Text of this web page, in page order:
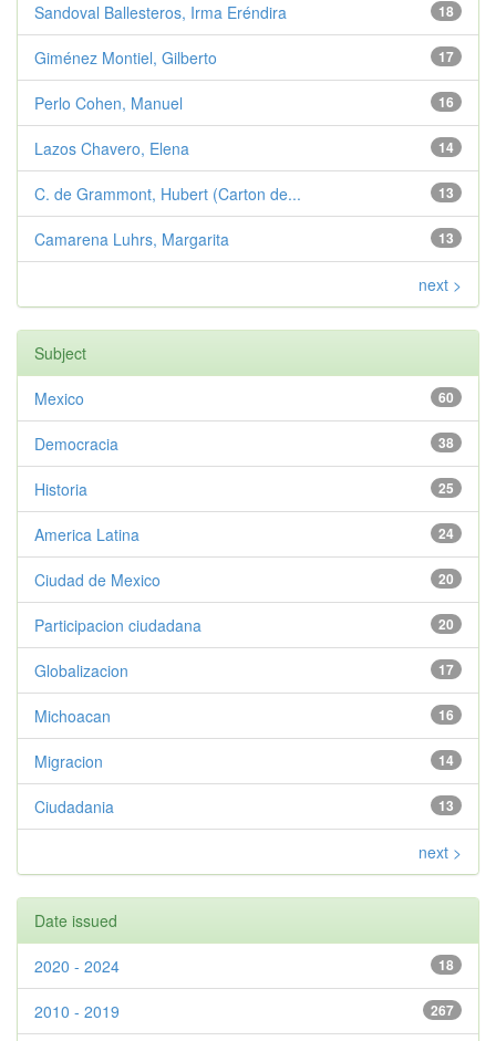
18
Sandoval Ballesteros, Irma Eréndira
17
Giménez Montiel, Gilberto
16
Perlo Cohen, Manuel
14
Lazos Chavero, Elena
13
C. de Grammont, Hubert (Carton de...
13
Camarena Luhrs, Margarita
next >
Subject
60
Mexico
38
Democracia
25
Historia
24
America Latina
20
Ciudad de Mexico
20
Participacion ciudadana
17
Globalizacion
16
Michoacan
14
Migracion
13
Ciudadania
next >
Date issued
18
2020 - 2024
267
2010 - 2019